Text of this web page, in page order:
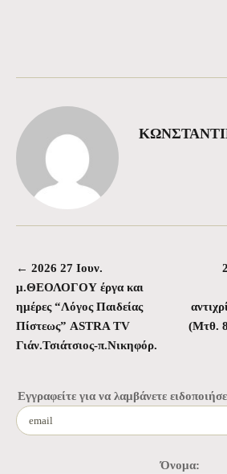
Πλοήγηση άρθρων
← 2026 27 Ιουν.
μ.ΘΕΟΛΟΓΟΥ έργα και
ημέρες “Λόγος Παιδείας
Πίστεως” ASTRA TV
Γιάν.Τσιάτσιος-π.Νικηφόρ.
(Μτθ.
Εγγραφείτε για να λαμβάνετε
Όνομα: